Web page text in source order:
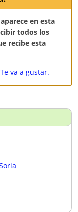
en esta
todos los
recibe esta
va a gustar.